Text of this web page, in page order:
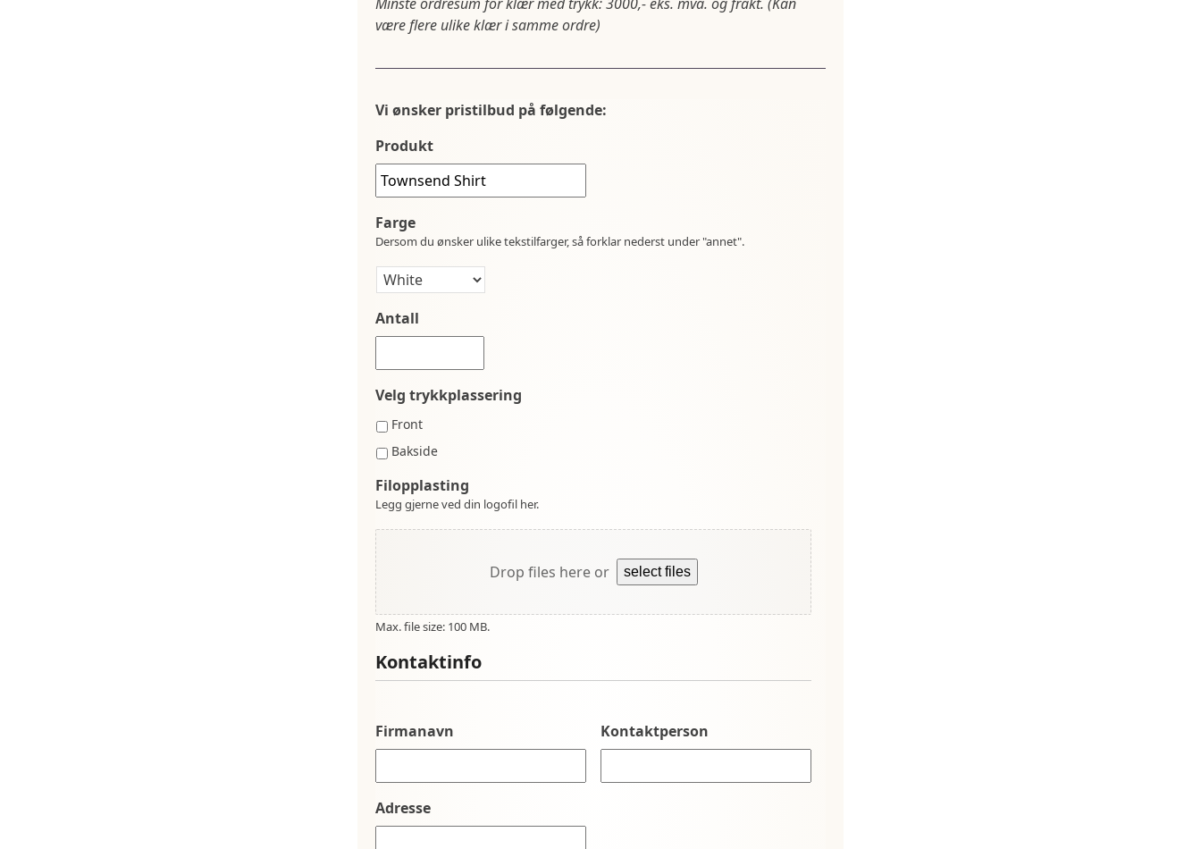
Minste ordresum for klær med trykk: 3000,- eks. mva. og frakt. (Kan
være flere ulike klær i samme ordre)
Vi ønsker pristilbud på følgende:
Produkt
Farge
Dersom du ønsker ulike tekstilfarger, så forklar nederst under "annet".
Antall
Velg trykkplassering
Front
Bakside
Filopplasting
Legg gjerne ved din logofil her.
Drop files here or select files
Max. file size: 100 MB.
Kontaktinfo
Firmanavn Kontaktperson
Adresse